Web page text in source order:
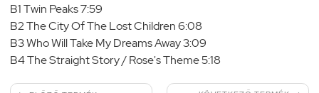
B1 Twin Peaks 7:59
B2 The City Of The Lost Children 6:08
B3 Who Will Take My Dreams Away 3:09
B4 The Straight Story / Rose's Theme 5:18